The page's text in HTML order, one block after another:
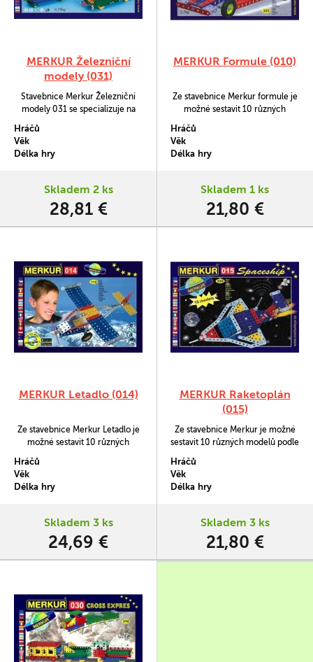
MERKUR Železniční
modely (031)
Stavebnice Merkur Železniční
modely 031 se specializuje na
Ze stavebnice je možné podle
lokomotivu a nákladní vagón.
Hráčů
Věk
Délka hry
Skladem 2 ks
28,81 €
MERKUR Formule (010)
Ze stavebnice Merkur formule je
možné sestavit 10 různých
Hráčů
Věk
Délka hry
Skladem 1 ks
21,80 €
MERKUR Letadlo (014)
Ze stavebnice Merkur Letadlo je
možné sestavit 10 různých
Hráčů
Věk
Délka hry
Skladem 3 ks
24,69 €
MERKUR Raketoplán
(015)
Ze stavebnice Merkur je možné
sestavit 10 různých modelů podle
Hráčů
Věk
Délka hry
Skladem 3 ks
21,80 €